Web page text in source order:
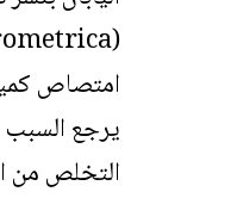
امتصاص
يرجع
التخلص